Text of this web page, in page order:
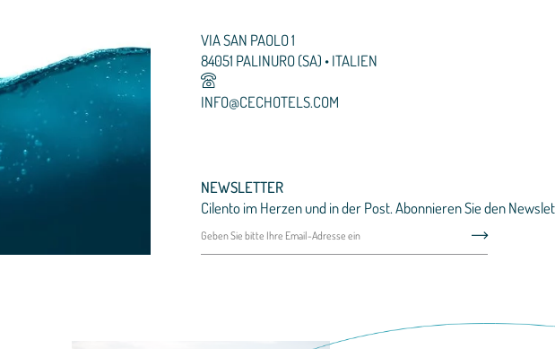
VIA SAN PAOLO 1
84051 PALINURO (SA) • ITALIEN
INFO@CECHOTELS.COM
NEWSLETTER
Cilento im Herzen und in der Post. Abonnieren Sie den